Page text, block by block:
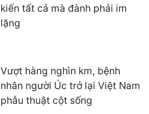
kiến tất cả mà đành phải im
lặng
Vượt hàng nghìn km, bệnh
nhân người Úc trở lại Việt Nam
phẫu thuật cột sống